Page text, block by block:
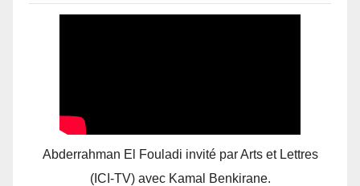
Abderrahman El Fouladi invité par Arts et Lettres
(ICI-TV) avec Kamal Benkirane.